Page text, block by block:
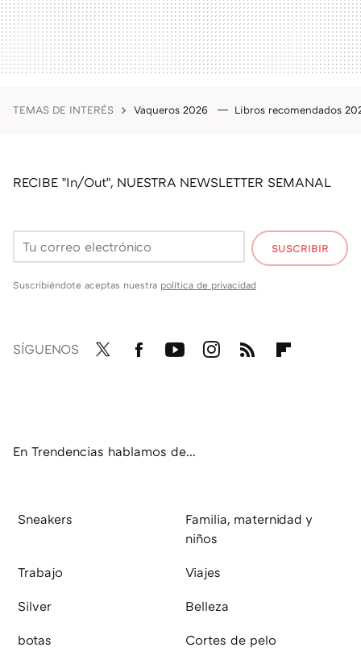
TEMAS DE INTERÉS Vaqueros 2026 Libros recomendados
RECIBE "In/Out", NUESTRA NEWSLETTER SEMANAL
SUSCRIBIR
Suscribiéndote aceptas nuestra política de privacidad
SÍGUENOS
En Trendencias hablamos de...
Sneakers
Familia, maternidad y
niños
Trabajo Viajes
Silver Belleza
botas Cortes de pelo